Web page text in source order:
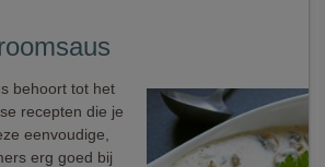
behoort tot het
recepten die je
eenvoudige,
erg goed bij